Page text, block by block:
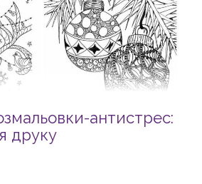
антистрес:
друку